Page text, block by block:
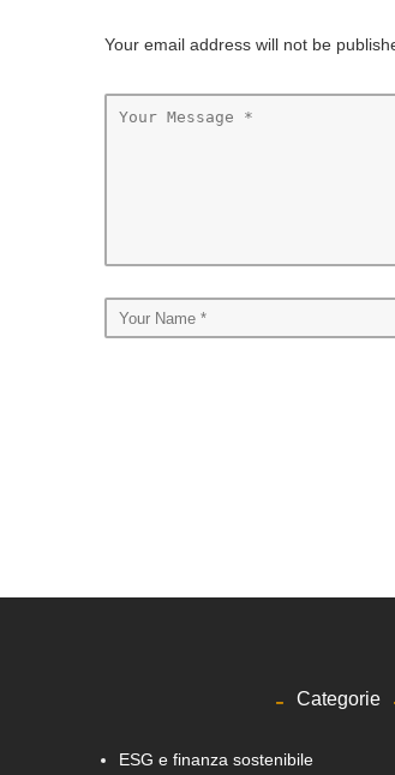
Your email address will not be
Categorie
ESG e finanza sostenibile